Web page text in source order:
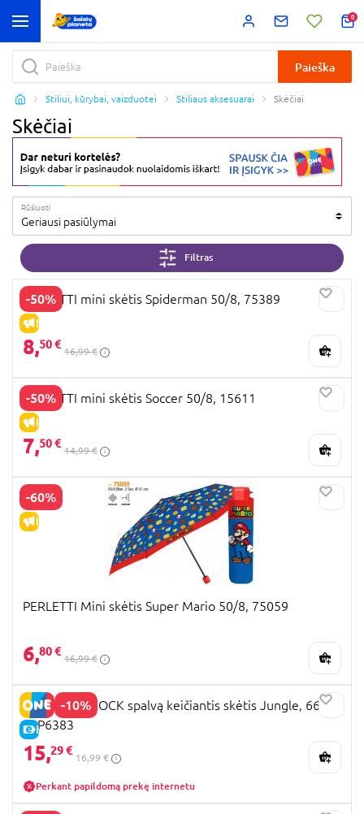
0
Paieška
Stiliui, kūrybai, vaizduotei Stiliaus aksesuarai Skėčiai
Skėčiai
Rūšiuoti
Geriausi pasiūlymai
Filtras
-50%
IŠPARDAVIMAS
PERLETTI mini skėtis Spiderman 50/8, 75389
8,50 €
16,99 €
-50%
IŠPARDAVIMAS
PERLETTI mini skėtis Soccer 50/8, 15611
7,50 €
14,99 €
-60%
IŠPARDAVIMAS
PERLETTI Mini skėtis Super Mario 50/8, 75059
6,80 €
16,99 €
-10%
E-KAINA
FLOSS AND ROCK spalvą keičiantis skėtis Jungle, 66cm,
52P6383
15,29 €
16,99 €
Perkant papildomą prekę internetu